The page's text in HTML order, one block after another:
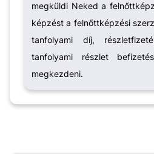
megküldi Neked a
képzést a felnőttképzési
tanfolyami díj,
tanfolyami részlet
megkezdeni.